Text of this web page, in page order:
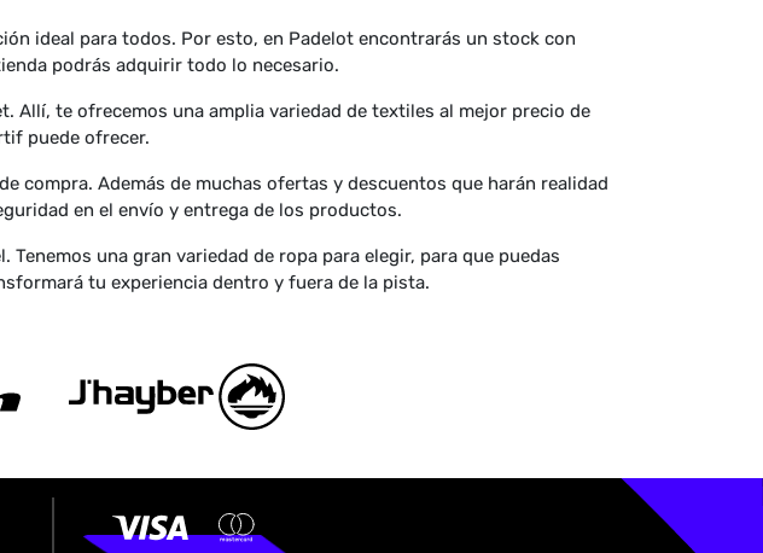
ideal para todos. Por esto, en Padelot encontrarás un stock con
podrás adquirir todo lo necesario.
Allí, te ofrecemos una amplia variedad de textiles al mejor precio de
puede ofrecer.
compra. Además de muchas ofertas y descuentos que harán realidad
en el envío y entrega de los productos.
una gran variedad de ropa para elegir, para que puedas
tu experiencia dentro y fuera de la pista.